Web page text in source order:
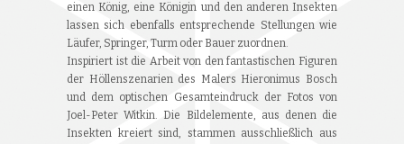
einen König, eine Königin und den anderen Insekten
lassen sich ebenfalls entsprechende Stellungen wie
Läufer, Springer, Turm oder Bauer zuordnen.
Inspiriert ist die Arbeit von den fantastischen Figuren
der Höllenszenarien des Malers Hieronimus Bosch
und dem optischen Gesamteindruck der Fotos von
Joel-Peter Witkin. Die Bildelemente, aus denen die
Insekten kreiert sind, stammen ausschließlich aus